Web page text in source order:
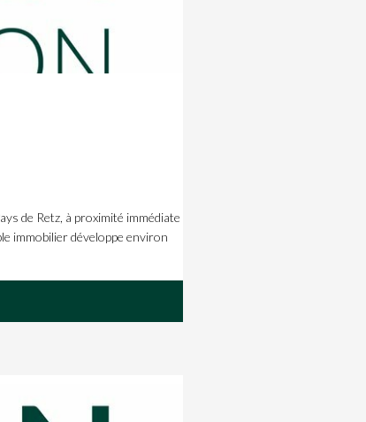
de Retz, à proximité immédiate
immobilier développe environ